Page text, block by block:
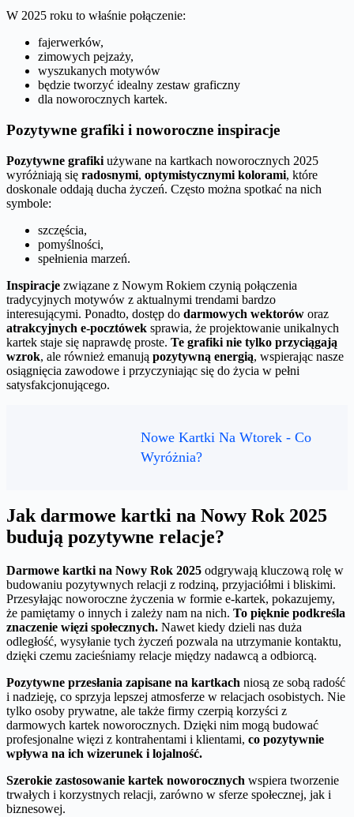
W 2025 roku to właśnie połączenie:
fajerwerków,
zimowych pejzaży,
wyszukanych motywów
będzie tworzyć idealny zestaw graficzny
dla noworocznych kartek.
Pozytywne grafiki i noworoczne inspiracje
Pozytywne grafiki używane na kartkach noworocznych 2025
wyróżniają się radosnymi, optymistycznymi kolorami, które
doskonale oddają ducha życzeń. Często można spotkać na nich
symbole:
szczęścia,
pomyślności,
spełnienia marzeń.
Inspiracje związane z Nowym Rokiem czynią połączenia
tradycyjnych motywów z aktualnymi trendami bardzo
interesującymi. Ponadto, dostęp do darmowych wektorów oraz
atrakcyjnych e-pocztówek sprawia, że projektowanie unikalnych
kartek staje się naprawdę proste. Te grafiki nie tylko przyciągają
wzrok, ale również emanują pozytywną energią, wspierając nasze
osiągnięcia zawodowe i przyczyniając się do życia w pełni
satysfakcjonującego.
Nowe Kartki Na Wtorek - Co
Wyróżnia?
Jak darmowe kartki na Nowy Rok 2025
budują pozytywne relacje?
Darmowe kartki na Nowy Rok 2025 odgrywają kluczową rolę w
budowaniu pozytywnych relacji z rodziną, przyjaciółmi i bliskimi.
Przesyłając noworoczne życzenia w formie e-kartek, pokazujemy,
że pamiętamy o innych i zależy nam na nich. To pięknie podkreśla
znaczenie więzi społecznych. Nawet kiedy dzieli nas duża
odległość, wysyłanie tych życzeń pozwala na utrzymanie kontaktu,
dzięki czemu zacieśniamy relacje między nadawcą a odbiorcą.
Pozytywne przesłania zapisane na kartkach niosą ze sobą radość
i nadzieję, co sprzyja lepszej atmosferze w relacjach osobistych. Nie
tylko osoby prywatne, ale także firmy czerpią korzyści z
darmowych kartek noworocznych. Dzięki nim mogą budować
profesjonalne więzi z kontrahentami i klientami, co pozytywnie
wpływa na ich wizerunek i lojalność.
Szerokie zastosowanie kartek noworocznych wspiera tworzenie
trwałych i korzystnych relacji, zarówno w sferze społecznej, jak i
biznesowej.